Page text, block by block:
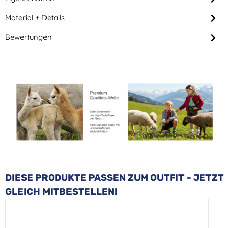
Material + Details
Bewertungen
Produktgalerie überspringen
DIESE PRODUKTE PASSEN ZUM OUTFIT - JETZT
GLEICH MITBESTELLEN!